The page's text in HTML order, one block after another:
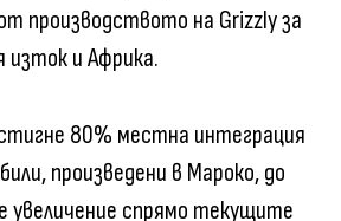
производството на Grizzly за
изток и Африка.
80% местна интеграция
произведени в Мароко, до
увеличение спрямо текущите